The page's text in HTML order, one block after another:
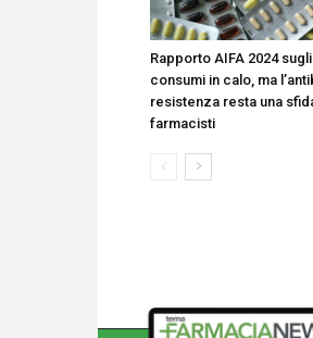
Rapporto AIFA 2024
consumi in calo, ma
resistenza resta una
farmacisti